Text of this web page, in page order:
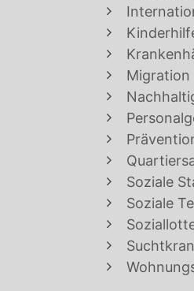
Migration
Soziale
Soziale